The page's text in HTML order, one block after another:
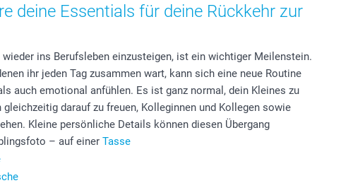
deine Essentials für deine Rückkehr zur
ins Berufsleben einzusteigen, ist ein wichtiger Meilenstein.
ihr jeden Tag zusammen wart, kann sich eine neue Routine
auch emotional anfühlen. Es ist ganz normal, dein Kleines zu
darauf zu freuen, Kolleginnen und Kollegen sowie
Kleine persönliche Details können diesen Übergang
– auf einer Tasse